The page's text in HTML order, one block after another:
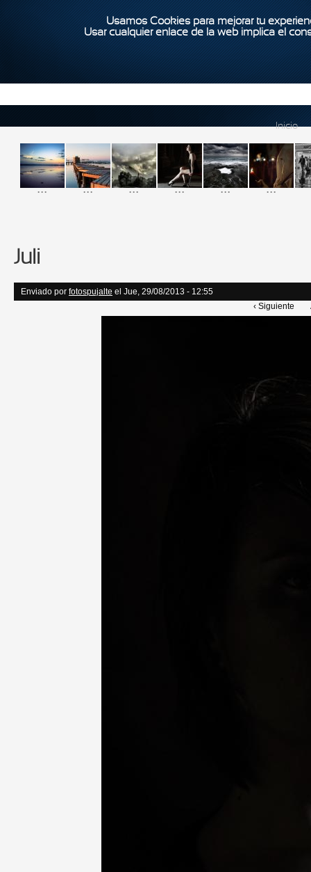
Usamos Cookies para mejorar tu
Usar cualquier enlace de la web implica el
Inicio
... ... ... ... ... ...
Juli
Enviado por fotospujalte el Jue, 29/08/2013 - 12:55
‹ Siguiente